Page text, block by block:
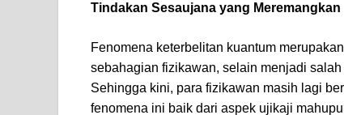
Tindakan Sesaujana yang Meremangkan
Fenomena keterbelitan kuantum
sebahagian fizikawan, selain menjadi
Sehingga kini, para fizikawan masih lagi
fenomena ini baik dari aspek ujikaji